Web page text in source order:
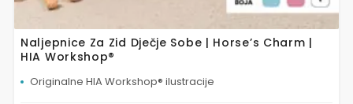
Naljepnice Za Zid Dječje Sobe | Horse’s Charm |
HIA Workshop®
Originalne HIA Workshop® ilustracije